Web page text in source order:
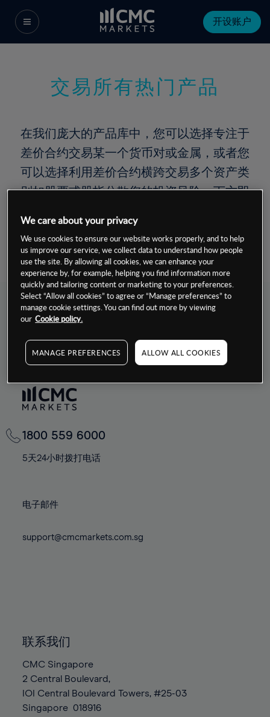
开设账户
交易所有热门产品
在我们庞大的产品库中，您可以选择专注于
差价合约交易某一个货币对或金属，或者您
可以选择利用差价合约横跨交易多个资产类
别如股票或股指分散您的投资风险。下方即
Begin
typing
results.
Singapore (简体中
文)
个
人
机构合作/
代理
ALPHA Pro
CMC
Markets 集
1800 559 6000
5天24小时拨打电话
电子邮件
support@cmcmarkets.com.sg
联系我们
CMC Singapore
2 Central Boulevard,
IOI Central Boulevard Towers, #25-03
Singapore 018916
We care about your privacy
We use cookies to ensure our website works properly, and to help
us improve our service, we collect data to understand how people
use the site. By allowing all cookies, we can enhance your
experience by, for example, helping you find information more
quickly and tailoring content or marketing to your preferences.
Select “Allow all cookies” to agree or “Manage preferences” to
manage cookie settings. You can find out more by viewing
our Cookie policy.
MANAGE PREFERENCES ALLOW ALL COOKIES